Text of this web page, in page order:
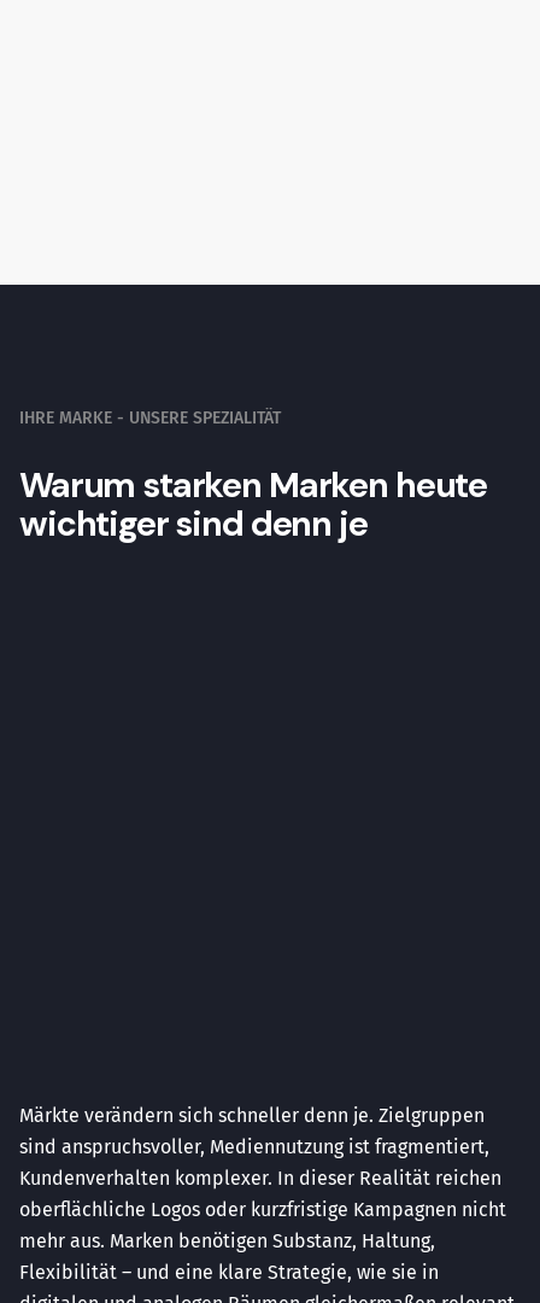
IHRE MARKE - UNSERE SPEZIALITÄT
Warum starken Marken heute
wichtiger sind denn je
Märkte verändern sich schneller denn je. Zielgruppen
sind anspruchsvoller, Mediennutzung ist fragmentiert,
Kundenverhalten komplexer. In dieser Realität reichen
oberflächliche Logos oder kurzfristige Kampagnen nicht
mehr aus. Marken benötigen Substanz, Haltung,
Flexibilität – und eine klare Strategie, wie sie in